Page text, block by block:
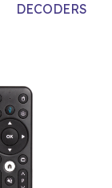
DECODERS